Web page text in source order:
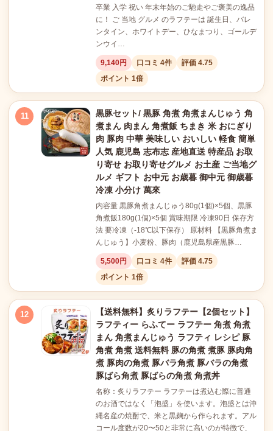
卒業 入学 祝い 年末年始のご馳走やご褒美の逸品
に！ ご 当地 グルメ のラフテーは 誕生日、バレ
ンタイン、ホワイトデー、ひなまつり、ゴールデ
ンウイ…
9,140円 口コミ 4件
評価 4.75
ポイント 1倍
11
黒豚セット/ 黒豚 角煮 角煮まんじゅう 角
煮まん 肉まん 角煮飯 ちまき 米 おにぎり
肉 豚肉 中華 美味しい おいしい 軽食 簡単
人気 鹿児島 志布志 産地直送 特産品 お取
り寄せ お取り寄せグルメ お土産 ご当地グ
ルメ ギフト お中元 お歳暮 御中元 御歳暮
冷凍 小分け 萬來
内容量 黒豚角煮まんじゅう80g(1個)×5個、黒豚
角煮飯180g(1個)×5個 賞味期限 冷凍90日 保存方
法 要冷凍（-18℃以下保存） 原材料 【黒豚角煮ま
んじゅう】小麦粉、豚肉（鹿児島県産黒豚…
5,500円 口コミ 4件
評価 4.75
ポイント 1倍
12
【送料無料】炙りラフテー【2個セット】
ラフティー らふてー ラフテー 角煮 角煮
まん 角煮まんじゅう ラフティ レシピ 豚
角煮 角煮 送料無料 豚の角煮 煮豚 豚肉角
煮 豚肉の角煮 豚バラ角煮 豚バラの角煮
豚ばら角煮 豚ばらの角煮 角煮丼
名称：炙りラフテー ラフテーは煮込む際に普通
のお酒ではなく「泡盛」を使います。泡盛とは沖
縄名産の焼酎で、米と黒麹から作られます。アル
コール度数が20〜50と非常に高いのが特徴で、